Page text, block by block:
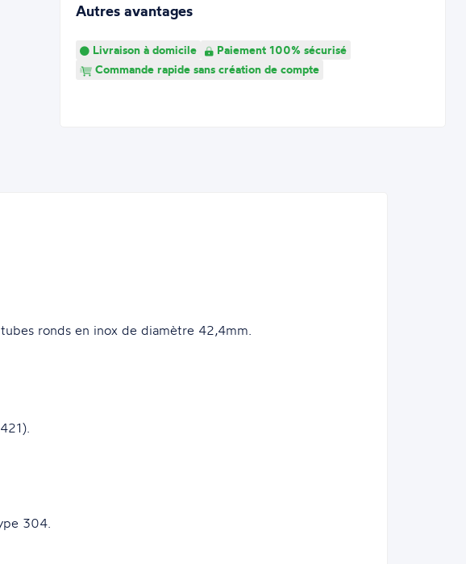
Autres avantages
Livraison à domicile
Paiement 100% sécurisé
Commande rapide sans création de compte
ronds en inox de diamètre 42,4mm.
304.